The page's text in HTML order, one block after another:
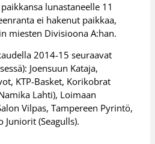
lunastaneelle 11
ei hakenut paikkaa,
miesten Divisioona A:han.
2014-15 seuraavat
Joensuun Kataja,
KTP-Basket, Korikobrat
Lahti), Loimaan
Vilpas, Tampereen Pyrintö,
Juniorit (Seagulls).